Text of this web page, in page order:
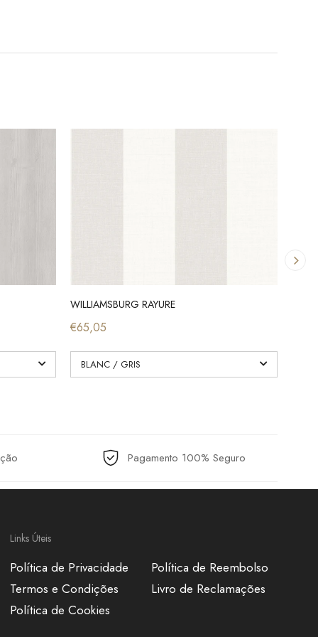
WILLIAMSBURG RAYURE
€65,05
Pagamento 100% Seguro
Links Úteis
Política de Privacidade
Termos e Condições
Política de Cookies
Política de Reembolso
Livro de Reclamações